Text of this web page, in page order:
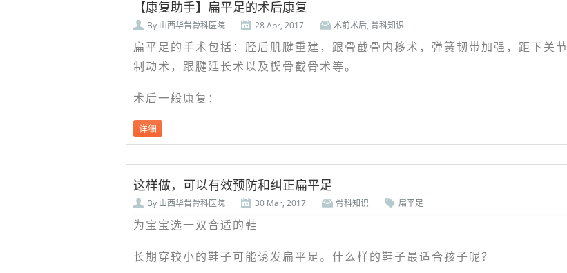
【康复助手】扁平足的术后康复
By 山西华晋骨科医院 28 Apr, 2017 术前术后, 骨科知识
扁平足的手术包括：胫后肌腱重建，跟骨截骨内移术，弹簧韧带加强，距下关节
制动术，跟腱延长术以及楔骨截骨术等。
术后一般康复：
详细
这样做，可以有效预防和纠正扁平足
By 山西华晋骨科医院 30 Mar, 2017 骨科知识 扁平足
为宝宝选一双合适的鞋
长期穿较小的鞋子可能诱发扁平足。什么样的鞋子最适合孩子呢？